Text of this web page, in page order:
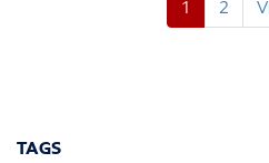
1 2
TAGS